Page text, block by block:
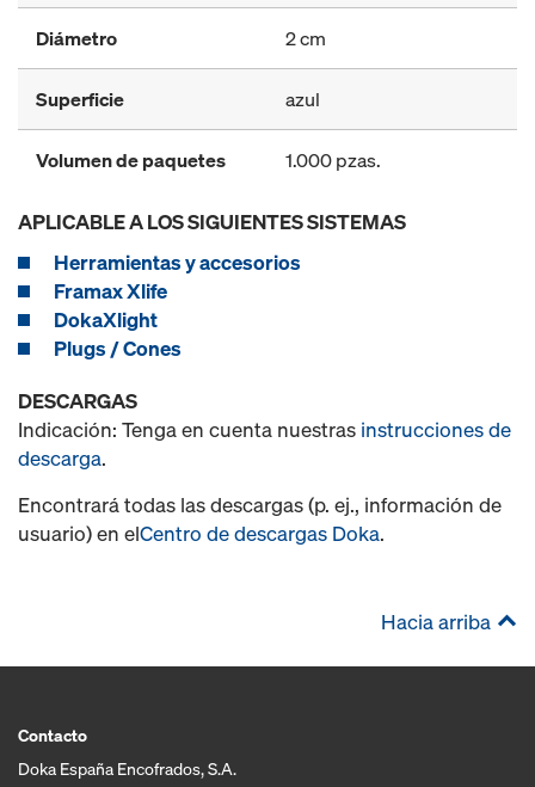
Diámetro 2 cm
Superficie azul
Volumen de paquetes 1.000 pzas.
APLICABLE A LOS SIGUIENTES SISTEMAS
Herramientas y accesorios
Framax Xlife
DokaXlight
Plugs / Cones
DESCARGAS
Indicación: Tenga en cuenta nuestras instrucciones de
descarga.
Encontrará todas las descargas (p. ej., información de
usuario) en elCentro de descargas Doka.
Hacia arriba
Contacto
Doka España Encofrados, S.A.